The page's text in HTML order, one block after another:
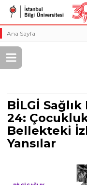
Ana Sayfa
BİLGİ
24:
Bellekteki
Yansılar